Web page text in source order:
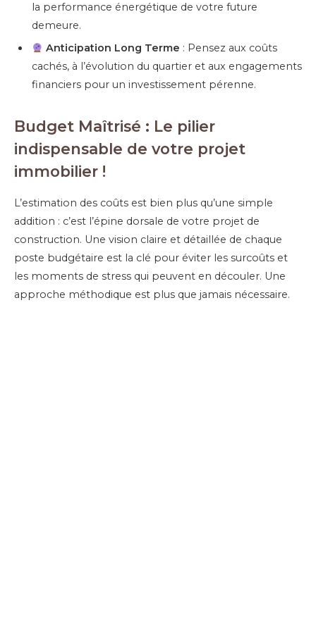
la performance énergétique de votre future
demeure.
Anticipation Long Terme : Pensez aux coûts
cachés, à l’évolution du quartier et aux engagements
financiers pour un investissement pérenne.
Budget Maîtrisé : Le pilier
indispensable de votre projet
immobilier !
L’estimation des coûts est bien plus qu’une simple
addition : c’est l’épine dorsale de votre projet de
construction. Une vision claire et détaillée de chaque
poste budgétaire est la clé pour éviter les surcoûts et
les moments de stress qui peuvent en découler. Une
approche méthodique est plus que jamais nécessaire.